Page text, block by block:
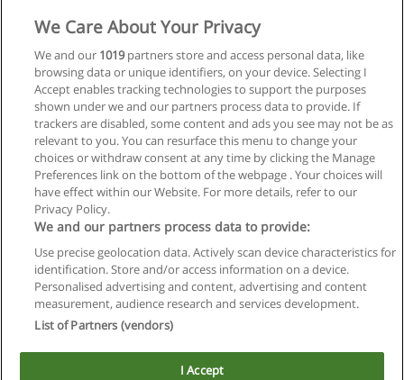
Curso de Adobe Premiere
Capacité
Solicita información
Privacidad de datos
Contactar con Educaedu
Copyright © Educaedu Business S.L. - CIF : B-95610580: -
We Care About Your Privacy
We and our 1019partners store and access personal data, like
browsing data or unique identifiers, on your device. Selecting I
Accept enables tracking technologies to support the purposes
shown under we and our partners process data to provide. If
trackers are disabled, some content and ads you see may not be as
relevant to you. You can resurface this menu to change your
choices or withdraw consent at any time by clicking the Manage
Preferences link on the bottom of the webpage . Your choices will
have effect within our Website. For more details, refer to our
Privacy Policy.
We and our partners process data to provide:
Use precise geolocation data. Actively scan device characteristics for
identification. Store and/or access information on a device.
Personalised advertising and content, advertising and content
measurement, audience research and services development.
List of Partners (vendors)
I Accept